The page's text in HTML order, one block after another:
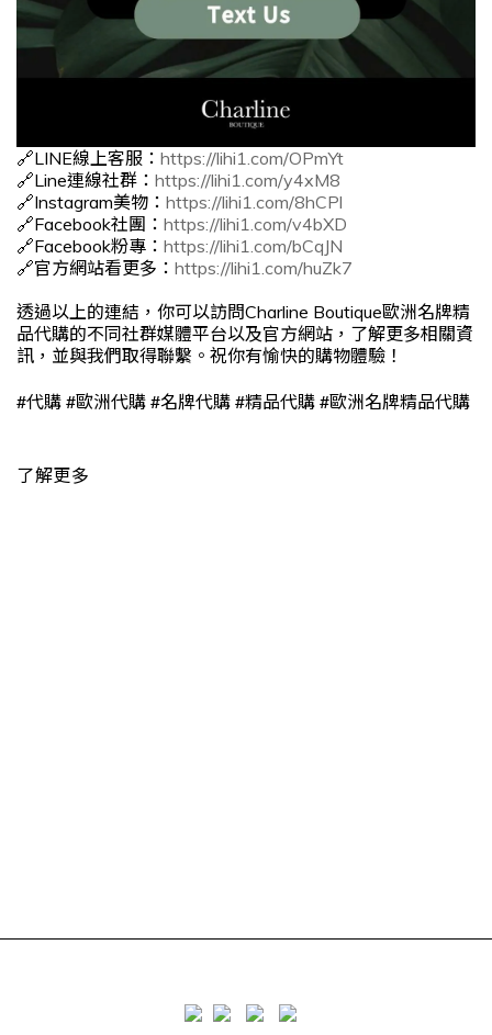
🔗LINE線上客服： https://lihi1.com/OPmYt
🔗Line連線社群： https://lihi1.com/y4xM8
🔗Instagram美物： https://lihi1.com/8hCPl
🔗Facebook社團： https://lihi1.com/v4bXD
🔗Facebook粉專： https://lihi1.com/bCqJN
🔗官方網站看更多： https://lihi1.com/huZk7
透過以上的連結，你可以訪問Charline Boutique歐洲名牌精
品代購的不同社群媒體平台以及官方網站，了解更多相關資
訊，並與我們取得聯繫。祝你有愉快的購物體驗！
#代購 #歐洲代購 #名牌代購 #精品代購 #歐洲名牌精品代購
了解更多